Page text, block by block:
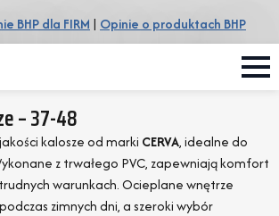
BHP dla FIRM | Opinie o produktach BHP
– 37-48
kalosze od marki CERVA, idealne do
z trwałego PVC, zapewniają komfort
warunkach. Ocieplane wnętrze
zimnych dni, a szeroki wybór